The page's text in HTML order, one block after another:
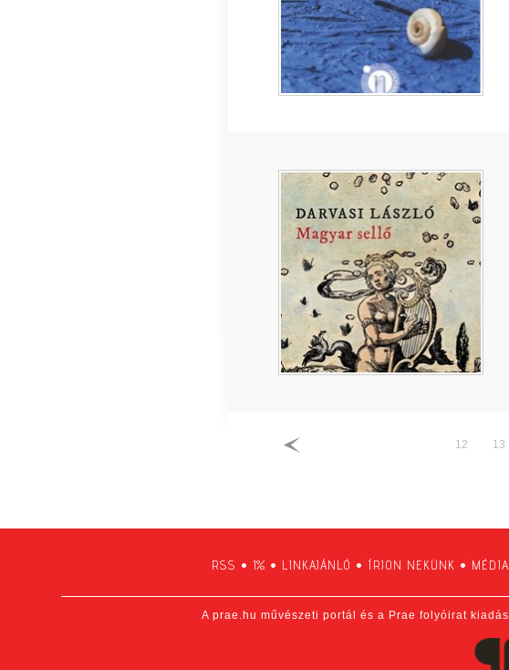
12 13
RSS • 1% • LINKAJÁNLÓ • ÍRJON NEKÜNK •
A prae.hu művészeti portál és a Prae folyóirat